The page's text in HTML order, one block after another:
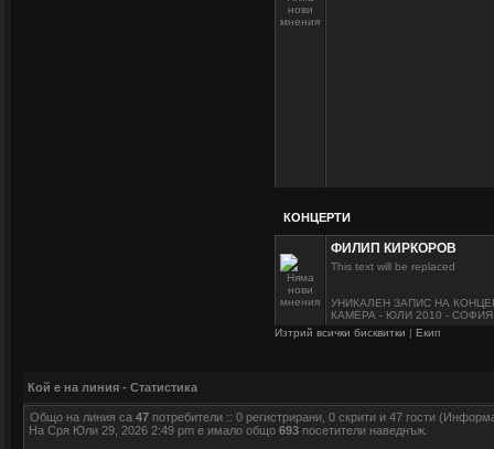
КОНЦЕРТИ
ФИЛИП КИРКОРОВ
This text will be replaced
УНИКАЛЕН ЗАПИС НА
КАМЕРА - ЮЛИ 2010 - СОФИЯ
Изтрий всички бисквитки | Екип
Кой е на линия - Статистика
Общо на линия са 47 потребители :: 0 регистрирани, 0 скрити и 47 гости
На Сря Юли 29, 2026 2:49 pm е имало общо 693 посетители наведнъж.